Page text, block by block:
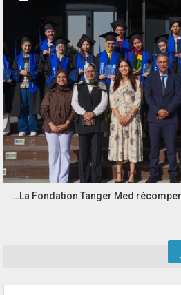
La Fondation Tanger Med